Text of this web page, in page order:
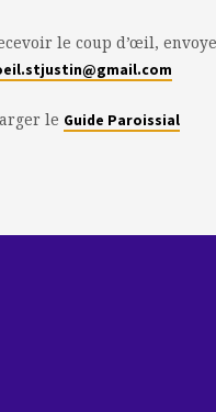
le coup d’œil,
le Guide Paroissial